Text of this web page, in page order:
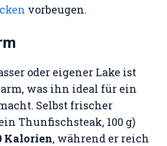
vorbeugen.
oder eigener Lake ist
was ihn ideal für ein
Selbst frischer
Thunfischsteak, 100 g)
Kalorien, während er reich